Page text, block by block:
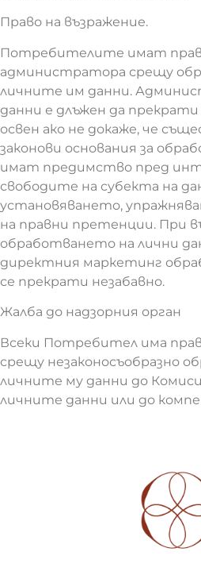
Право на възражение.
Потребителите имат
администратора срещу
личните им данни.
данни е длъжен да
освен ако не докаже, че
законови основания за
имат предимство пред
свободите на субекта на
установяването,
на правни претенции. При
обработването на лични
директния маркетинг
се прекрати незабавно.
Жалба до надзорния орган
Всеки Потребител има
срещу незаконосъобразно
личните му данни до
личните данни или до